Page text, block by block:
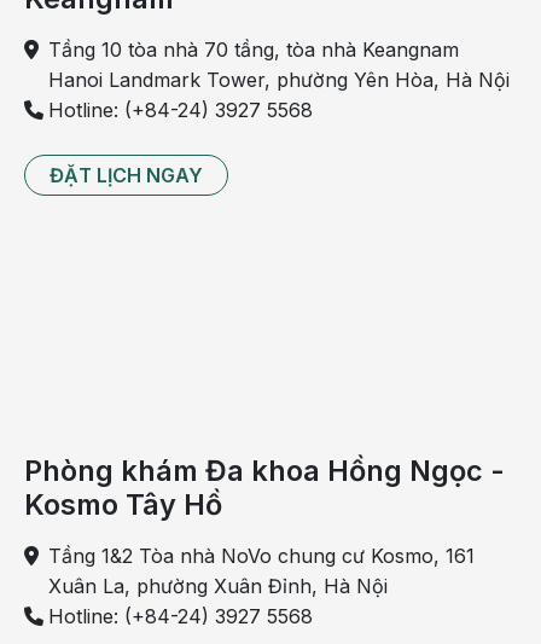
Tầng 10 tòa nhà 70 tầng, tòa nhà Keangnam
Hanoi Landmark Tower, phường Yên Hòa, Hà Nội
Hotline: (+84-24) 3927 5568
ĐẶT LỊCH NGAY
Phòng khám Đa khoa Hồng Ngọc -
Kosmo Tây Hồ
Tầng 1&2 Tòa nhà NoVo chung cư Kosmo, 161
Xuân La, phường Xuân Đỉnh, Hà Nội
Hotline: (+84-24) 3927 5568